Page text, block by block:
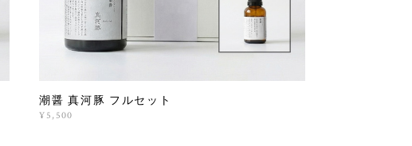
潮醤 真河豚 フルセット
¥5,500